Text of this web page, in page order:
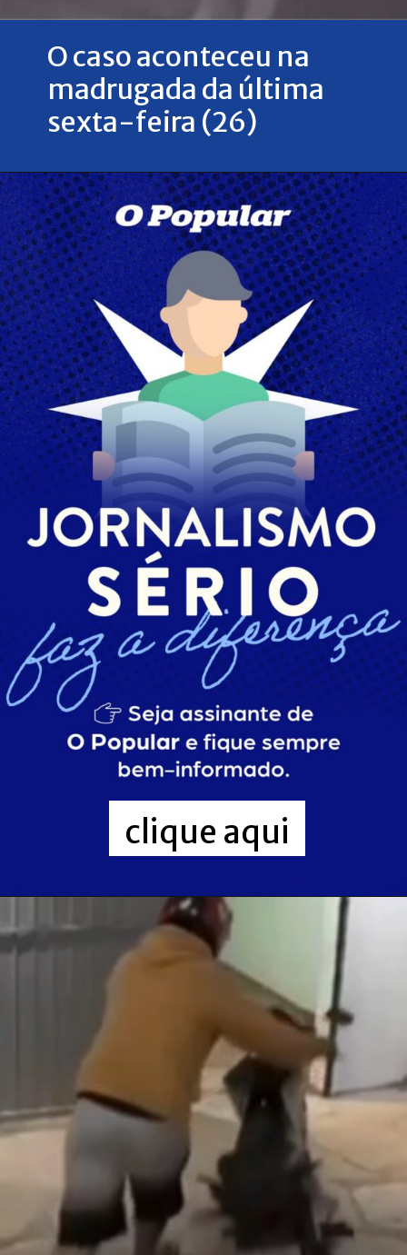
O caso aconteceu na
madrugada da última
sexta-feira (26)
clique aqui